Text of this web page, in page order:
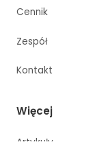
Cennik
Zespół
Kontakt
Więcej
Artykuły